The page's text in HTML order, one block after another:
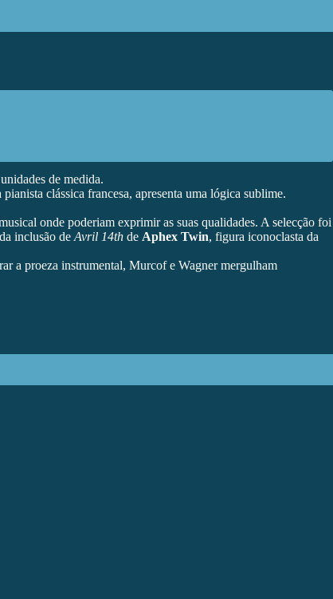
de medida.
clássica francesa, apresenta uma lógica sublime.
onde poderiam exprimir as suas qualidades. A selecção foi
inclusão de Avril 14th de Aphex Twin, figura iconoclasta da
a proeza instrumental, Murcof e Wagner mergulham